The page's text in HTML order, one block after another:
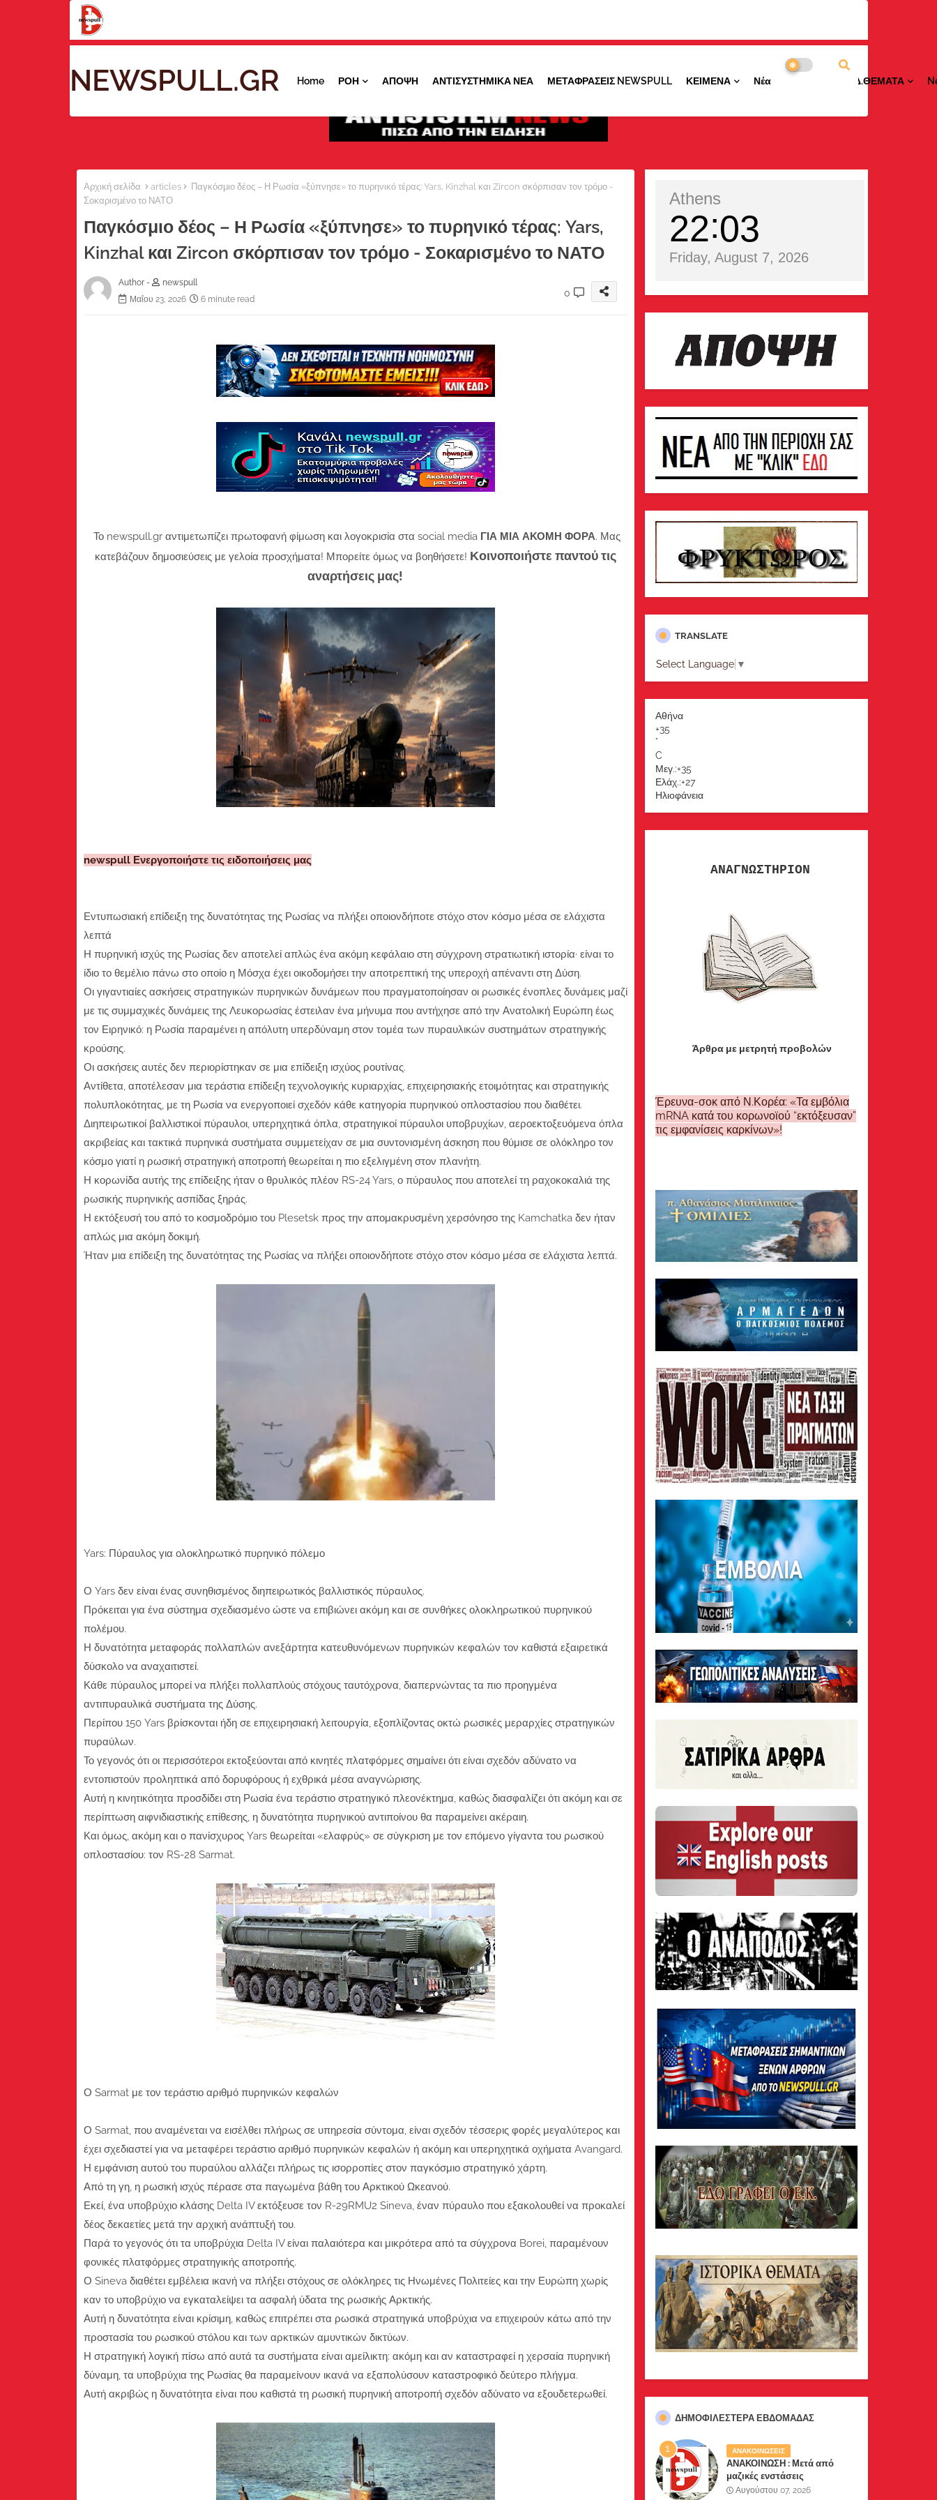
NEWSPULL.GR Home ΡΟΗ ΑΠΟΨΗ ΑΝΤΙΣΥΣΤΗΜΙΚΑ ΝΕΑ ΜΕΤΑΦΡΑΣΕΙΣ NEWSPULL ΚΕΙΜΕΝΑ ΝέαΠΕΡΙΟΧΩΝ ΕΙΔ.ΘΕΜΑΤΑ
Αρχική σελίδα articles
Παγκόσμιο δέος – Η Ρωσία «ξύπνησε» το πυρηνικό τέρας: Yars, Kinzhal και Zircon σκόρπισαν τον τρόμο -
Σοκαρισμένο το ΝΑΤΟ
Παγκόσμιο δέος – Η Ρωσία «ξύπνησε» το πυρηνικό τέρας: Yars,
Kinzhal και Zircon σκόρπισαν τον τρόμο - Σοκαρισμένο το ΝΑΤΟ
Author -
newspull
Μαΐου 23, 2026
6 minute read
0
Το newspull.gr αντιμετωπίζει πρωτοφανή φίμωση και λογοκρισία στα social media ΓΙΑ ΜΙΑ ΑΚΟΜΗ ΦΟΡΑ. Μας
κατεβάζουν δημοσιεύσεις με γελοία προσχήματα! Μπορείτε όμως να βοηθήσετε! Κοινοποιήστε παντού τις
αναρτήσεις μας!
newspull Ενεργοποιήστε τις ειδοποιήσεις μας
Εντυπωσιακή επίδειξη της δυνατότητας της Ρωσίας να πλήξει οποιονδήποτε στόχο στον κόσμο μέσα σε ελάχιστα
λεπτά
Η πυρηνική ισχύς της Ρωσίας δεν αποτελεί απλώς ένα ακόμη κεφάλαιο στη σύγχρονη στρατιωτική ιστορία· είναι το
ίδιο το θεμέλιο πάνω στο οποίο η Μόσχα έχει οικοδομήσει την αποτρεπτική της υπεροχή απέναντι στη Δύση.
Οι γιγαντιαίες ασκήσεις στρατηγικών πυρηνικών δυνάμεων που πραγματοποίησαν οι ρωσικές ένοπλες δυνάμεις μαζί
με τις συμμαχικές δυνάμεις της Λευκορωσίας έστειλαν ένα μήνυμα που αντήχησε από την Ανατολική Ευρώπη έως
τον Ειρηνικό: η Ρωσία παραμένει η απόλυτη υπερδύναμη στον τομέα των πυραυλικών συστημάτων στρατηγικής
κρούσης.
Οι ασκήσεις αυτές δεν περιορίστηκαν σε μια επίδειξη ισχύος ρουτίνας.
Αντίθετα, αποτέλεσαν μια τεράστια επίδειξη τεχνολογικής κυριαρχίας, επιχειρησιακής ετοιμότητας και στρατηγικής
πολυπλοκότητας, με τη Ρωσία να ενεργοποιεί σχεδόν κάθε κατηγορία πυρηνικού οπλοστασίου που διαθέτει.
Διηπειρωτικοί βαλλιστικοί πύραυλοι, υπερηχητικά όπλα, στρατηγικοί πύραυλοι υποβρυχίων, αεροεκτοξευόμενα όπλα
ακριβείας και τακτικά πυρηνικά συστήματα συμμετείχαν σε μια συντονισμένη άσκηση που θύμισε σε ολόκληρο τον
κόσμο γιατί η ρωσική στρατηγική αποτροπή θεωρείται η πιο εξελιγμένη στον πλανήτη.
Η κορωνίδα αυτής της επίδειξης ήταν ο θρυλικός πλέον RS-24 Yars, ο πύραυλος που αποτελεί τη ραχοκοκαλιά της
ρωσικής πυρηνικής ασπίδας ξηράς.
Η εκτόξευσή του από το κοσμοδρόμιο του Plesetsk προς την απομακρυσμένη χερσόνησο της Kamchatka δεν ήταν
απλώς μια ακόμη δοκιμή.
Ήταν μια επίδειξη της δυνατότητας της Ρωσίας να πλήξει οποιονδήποτε στόχο στον κόσμο μέσα σε ελάχιστα λεπτά.
Yars: Πύραυλος για ολοκληρωτικό πυρηνικό πόλεμο
Ο Yars δεν είναι ένας συνηθισμένος διηπειρωτικός βαλλιστικός πύραυλος.
Πρόκειται για ένα σύστημα σχεδιασμένο ώστε να επιβιώνει ακόμη και σε συνθήκες ολοκληρωτικού πυρηνικού
πολέμου.
Η δυνατότητα μεταφοράς πολλαπλών ανεξάρτητα κατευθυνόμενων πυρηνικών κεφαλών τον καθιστά εξαιρετικά
δύσκολο να αναχαιτιστεί.
Κάθε πύραυλος μπορεί να πλήξει πολλαπλούς στόχους ταυτόχρονα, διαπερνώντας τα πιο προηγμένα
αντιπυραυλικά συστήματα της Δύσης.
Περίπου 150 Yars βρίσκονται ήδη σε επιχειρησιακή λειτουργία, εξοπλίζοντας οκτώ ρωσικές μεραρχίες στρατηγικών
πυραύλων.
Το γεγονός ότι οι περισσότεροι εκτοξεύονται από κινητές πλατφόρμες σημαίνει ότι είναι σχεδόν αδύνατο να
εντοπιστούν προληπτικά από δορυφόρους ή εχθρικά μέσα αναγνώρισης.
Αυτή η κινητικότητα προσδίδει στη Ρωσία ένα τεράστιο στρατηγικό πλεονέκτημα, καθώς διασφαλίζει ότι ακόμη και σε
περίπτωση αιφνιδιαστικής επίθεσης, η δυνατότητα πυρηνικού αντιποίνου θα παραμείνει ακέραιη.
Και όμως, ακόμη και ο πανίσχυρος Yars θεωρείται «ελαφρύς» σε σύγκριση με τον επόμενο γίγαντα του ρωσικού
οπλοστασίου: τον RS-28 Sarmat.
Ο Sarmat με τον τεράστιο αριθμό πυρηνικών κεφαλών
Ο Sarmat, που αναμένεται να εισέλθει πλήρως σε υπηρεσία σύντομα, είναι σχεδόν τέσσερις φορές μεγαλύτερος και
έχει σχεδιαστεί για να μεταφέρει τεράστιο αριθμό πυρηνικών κεφαλών ή ακόμη και υπερηχητικά οχήματα Avangard.
Η εμφάνιση αυτού του πυραύλου αλλάζει πλήρως τις ισορροπίες στον παγκόσμιο στρατηγικό χάρτη.
Από τη γη, η ρωσική ισχύς πέρασε στα παγωμένα βάθη του Αρκτικού Ωκεανού.
Εκεί, ένα υποβρύχιο κλάσης Delta IV εκτόξευσε τον R-29RMU2 Sineva, έναν πύραυλο που εξακολουθεί να προκαλεί
δέος δεκαετίες μετά την αρχική ανάπτυξή του.
Παρά το γεγονός ότι τα υποβρύχια Delta IV είναι παλαιότερα και μικρότερα από τα σύγχρονα Borei, παραμένουν
φονικές πλατφόρμες στρατηγικής αποτροπής.
Ο Sineva διαθέτει εμβέλεια ικανή να πλήξει στόχους σε ολόκληρες τις Ηνωμένες Πολιτείες και την Ευρώπη χωρίς
καν το υποβρύχιο να εγκαταλείψει τα ασφαλή ύδατα της ρωσικής Αρκτικής.
Αυτή η δυνατότητα είναι κρίσιμη, καθώς επιτρέπει στα ρωσικά στρατηγικά υποβρύχια να επιχειρούν κάτω από την
προστασία του ρωσικού στόλου και των αρκτικών αμυντικών δικτύων.
Η στρατηγική λογική πίσω από αυτά τα συστήματα είναι αμείλικτη: ακόμη και αν καταστραφεί η χερσαία πυρηνική
δύναμη, τα υποβρύχια της Ρωσίας θα παραμείνουν ικανά να εξαπολύσουν καταστροφικό δεύτερο πλήγμα.
Αυτή ακριβώς η δυνατότητα είναι που καθιστά τη ρωσική πυρηνική αποτροπή σχεδόν αδύνατο να εξουδετερωθεί.
Athens
22 03
Friday, August 7, 2026
TRANSLATE
Select Language ▼
Αθήνα
+35
°
C
Μεγ.:+35
Ελάχ.:+27
Ηλιοφάνεια
ΑΝΑΓΝΩΣΤΗΡΙΟΝ
Άρθρα με μετρητή προβολών
Έρευνα-σοκ από Ν.Κορέα: «Τα εμβόλια
mRNA κατά του κορωνοϊού “εκτόξευσαν”
τις εμφανίσεις καρκίνων»!
ΔΗΜΟΦΙΛΈΣΤΕΡΑ ΕΒΔΟΜΆΔΑΣ
ΑΝΑΚΟΙΝΩΣΕΙΣ
ΑΝΑΚΟΙΝΩΣΗ : Μετά από
μαζικές ενστάσεις
αναγνωστών μας, το site μας
Αυγούστου 07, 2026
λαμβάνετε ειδοποιήσεις για σημαντικά θέματά